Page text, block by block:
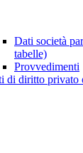
Dati società
tabelle)
Provvedimenti
di diritto privato